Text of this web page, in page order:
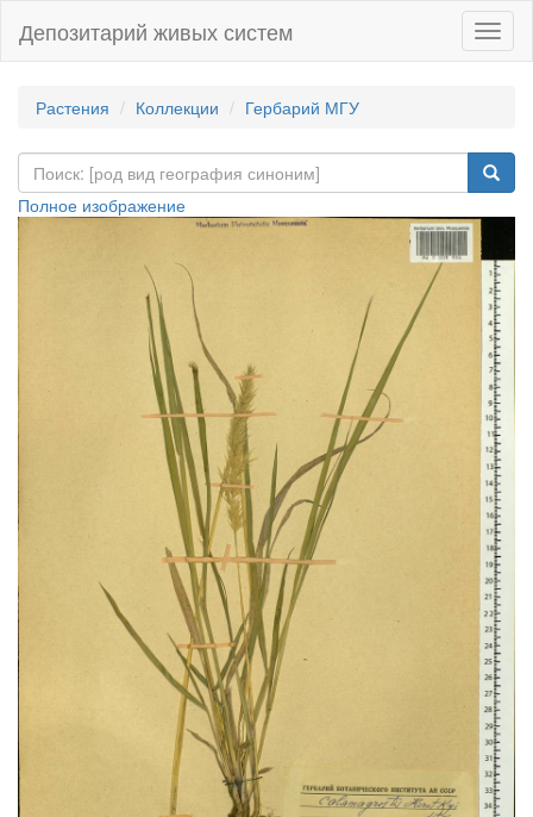
Депозитарий живых систем
Растения Коллекции Гербарий МГУ
Полное изображение